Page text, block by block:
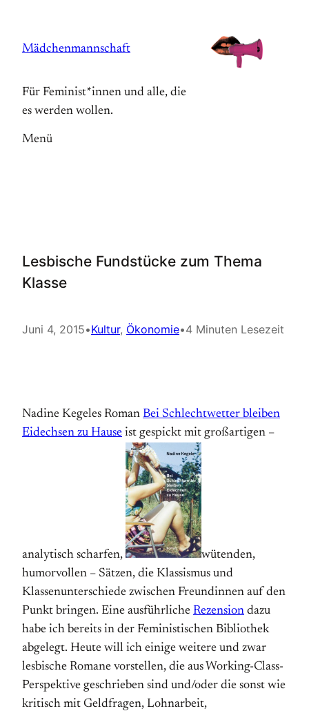
springen
Mädchenmannschaft
Für Feminist*innen und alle, die
es werden wollen.
Menü
Lesbische Fundstücke zum Thema
Klasse
Juni 4, 2015•Kultur, Ökonomie•4 Minuten Lesezeit
Nadine Kegeles Roman Bei Schlechtwetter bleiben
Eidechsen zu Hause ist gespickt mit großartigen –
analytisch scharfen,
wütenden,
humorvollen – Sätzen, die Klassismus und
Klassenunterschiede zwischen Freundinnen auf den
Punkt bringen. Eine ausführliche Rezension dazu
habe ich bereits in der Feministischen Bibliothek
abgelegt. Heute will ich einige weitere und zwar
lesbische Romane vorstellen, die aus Working-Class-
Perspektive geschrieben sind und/oder die sonst wie
kritisch mit Geldfragen, Lohnarbeit,